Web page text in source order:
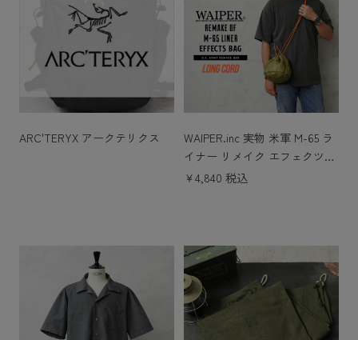
ARC'TERYX アークテリクス
WAIPER.inc 実物 米軍 M-65 ラ
イナー リメイク エフェクツバ
ッグ LONG CORD 日本製
￥4,840 税込